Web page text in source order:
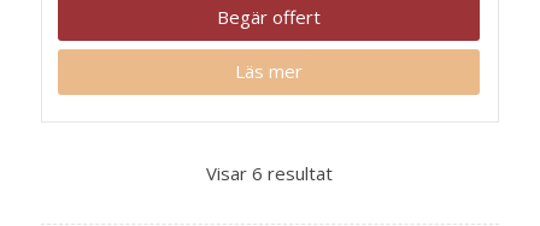
Begär offert
Läs mer
Visar 6 resultat